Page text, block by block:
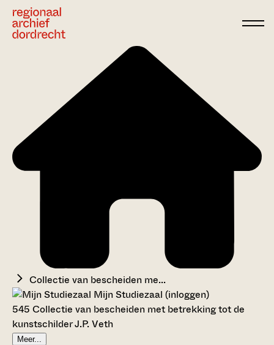
Collectie van bescheiden me...
Mijn Studiezaal (inloggen)
545 Collectie van bescheiden met betrekking tot de
kunstschilder J.P. Veth
Meer...